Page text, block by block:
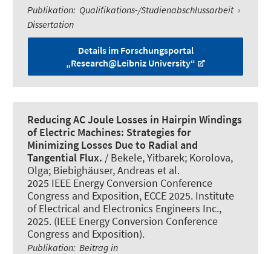
Publikation: Qualifikations-/Studienabschlussarbeit ›
Dissertation
Details im Forschungsportal
„Research@Leibniz University“
Reducing AC Joule Losses in Hairpin Windings
of Electric Machines: Strategies for
Minimizing Losses Due to Radial and
Tangential Flux. / Bekele, Yitbarek; Korolova,
Olga; Biebighäuser, Andreas et al.
2025 IEEE Energy Conversion Conference
Congress and Exposition, ECCE 2025. Institute
of Electrical and Electronics Engineers Inc.,
2025. (IEEE Energy Conversion Conference
Congress and Exposition).
Publikation: Beitrag in